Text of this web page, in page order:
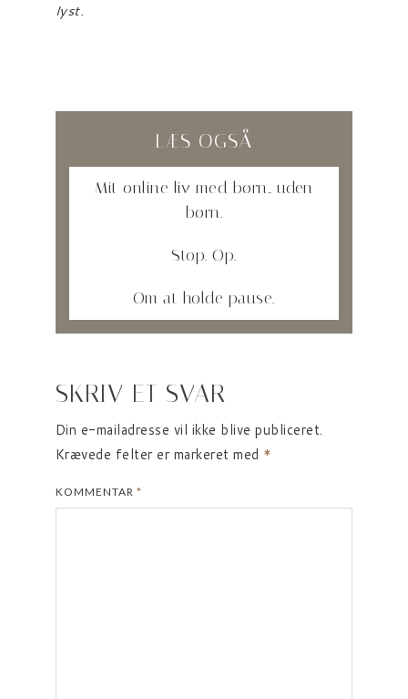
lyst.
LÆS OGSÅ
Mit online liv med børn.. uden
børn.
Stop. Op.
Om at holde pause.
SKRIV ET SVAR
Din e-mailadresse vil ikke blive publiceret.
Krævede felter er markeret med *
KOMMENTAR *